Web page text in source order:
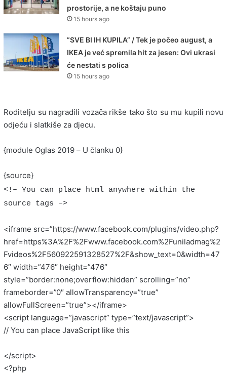
prostorije, a ne koštaju puno
15 hours ago
”SVE BI IH KUPILA” / Tek je počeo august, a
IKEA je već spremila hit za jesen: Ovi ukrasi
će nestati s polica
15 hours ago
Roditelju su nagradili vozača rikše tako što su mu kupili novu
odjeću i slatkiše za djecu.
{module Oglas 2019 – U članku 0}
{source}
<!– You can place html anywhere within the
source tags –>
<iframe src=”https://www.facebook.com/plugins/video.php?
href=https%3A%2F%2Fwww.facebook.com%2Funiladmag%2
Fvideos%2F560922591328527%2F&show_text=0&width=47
6″ width=”476″ height=”476″
style=”border:none;overflow:hidden” scrolling=”no”
frameborder=”0″ allowTransparency=”true”
allowFullScreen=”true”></iframe>
<script language=”javascript” type=”text/javascript”>
// You can place JavaScript like this
</script>
<?php